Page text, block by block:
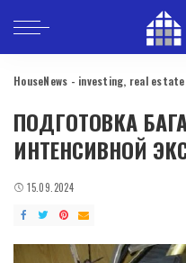
HouseNews - investing, real
ПОДГОТОВКА
ИНТЕНСИВНОЙ
15.09.2024